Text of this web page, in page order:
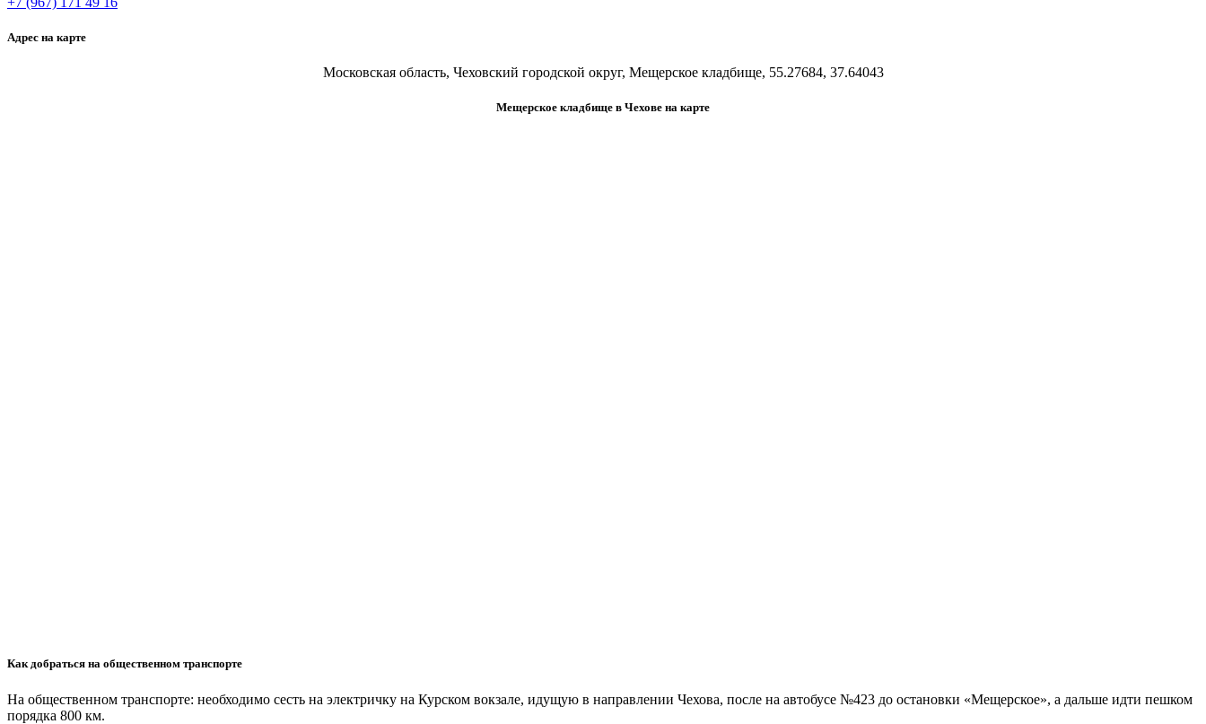
Адрес на карте
Московская область, Чеховский городской округ, Мещерское кладбище, 55.27684, 37.64043
Мещерское кладбище в Чехове на карте
Как добраться на общественном транспорте
На общественном транспорте: необходимо сесть на электричку на Курском вокзале, идущую в направлении Чехова, после на автобусе №423 до остановки «Мещерское», а дальше идти пешком
порядка 800 км.